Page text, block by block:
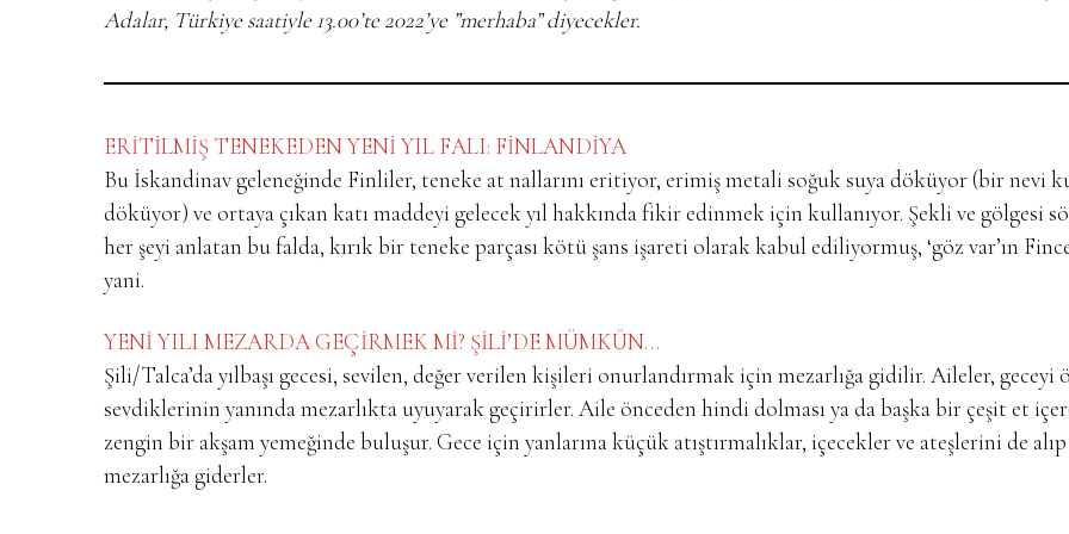
Adalar, Türkiye saatiyle 13.00’te 2022’ye ”merhaba” diyecekler.
ERİTİLMİŞ TENEKEDEN YENİ YIL FALI: FİNLANDİYA
Bu İskandinav geleneğinde Finliler, teneke at nallarını eritiyor, erimiş metali soğuk suya döküyor (bir nevi
döküyor) ve ortaya çıkan katı maddeyi gelecek yıl hakkında fikir edinmek için kullanıyor. Şekli ve gölgesi
her şeyi anlatan bu falda, kırık bir teneke parçası kötü şans işareti olarak kabul ediliyormuş, ‘göz var’ın
yani.
YENİ YILI MEZARDA GEÇİRMEK Mİ? ŞİLİ’DE MÜMKÜN…
Şili/Talca’da yılbaşı gecesi, sevilen, değer verilen kişileri onurlandırmak için mezarlığa gidilir. Aileler, geceyi
sevdiklerinin yanında mezarlıkta uyuyarak geçirirler. Aile önceden hindi dolması ya da başka bir çeşit et
zengin bir akşam yemeğinde buluşur. Gece için yanlarına küçük atıştırmalıklar, içecekler ve ateşlerini de alıp
mezarlığa giderler.